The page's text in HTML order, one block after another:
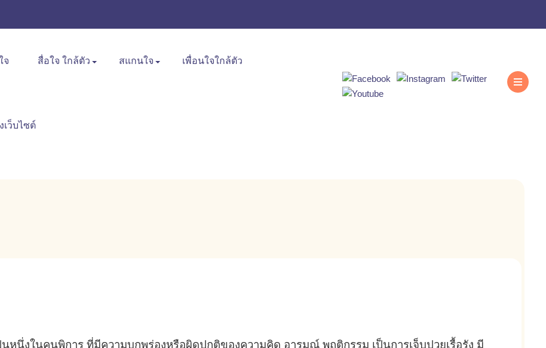
จ สื่อใจ ใกล้ตัว สแกนใจ เพื่อนใจใกล้ตัว
เว็บไซต์
นหนึ่งในคนพิการ ที่มีความบกพร่องหรือผิดปกติของความคิด อารมณ์ พฤติกรรม เป็นการเจ็บปวยเรื้อรัง มี